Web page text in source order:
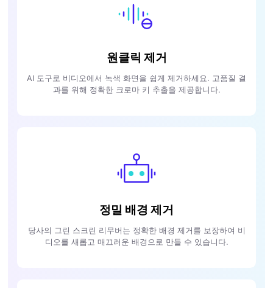
원클릭 제거
AI 도구로 비디오에서 녹색 화면을 쉽게 제거하세요. 고품질 결
과를 위해 정확한 크로마 키 추출을 제공합니다.
정밀 배경 제거
당사의 그린 스크린 리무버는 정확한 배경 제거를 보장하여 비
디오를 새롭고 매끄러운 배경으로 만들 수 있습니다.